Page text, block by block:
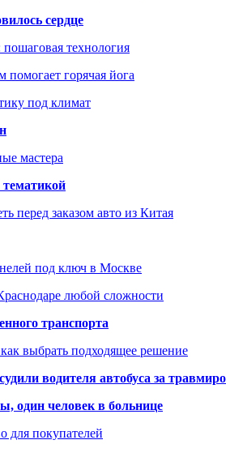
сердце
технология
помогает горячая йога
под климат
мастера
тематикой
перед заказом авто из Китая
под ключ в Москве
любой сложности
транспорта
выбрать подходящее решение
водителя автобуса за
один человек в больнице
для покупателей